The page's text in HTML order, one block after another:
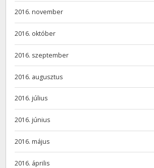
2016. november
2016. október
2016. szeptember
2016. augusztus
2016. július
2016. június
2016. május
2016. április